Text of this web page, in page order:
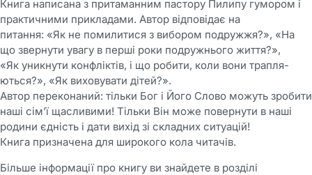
Книга написана з притаманним пастору Пилипу гумором і
практичними прикладами. Автор відповідає на
питання: «Як не помилитися з вибором подружжя?», «На
що звернути увагу в перші роки подружнього життя?»,
«Як уникнути конфліктів, і що робити, коли вони трапля-
ються?», «Як виховувати дітей?».
Автор переконаний: тільки Бог і Його Слово можуть зробити
наші сімʼї щасливими! Тільки Він може повернути в наші
родини єдність і дати вихід зі складних ситуацій!
Книга призначена для широкого кола читачів.
Більше інформації про книгу ви знайдете в розділі